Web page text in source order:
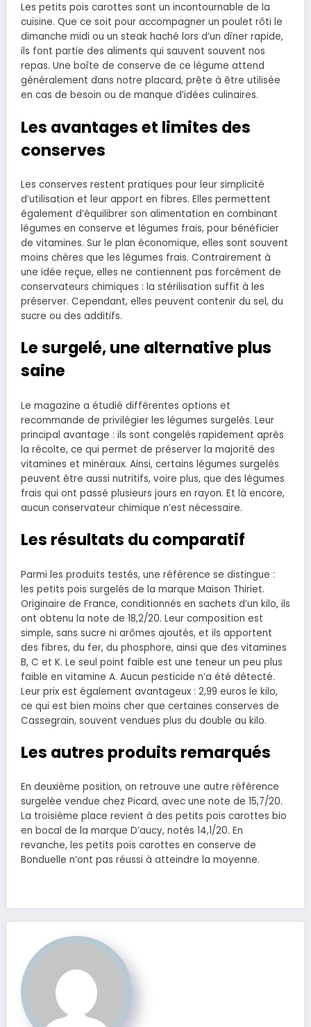
Les petits pois carottes sont un incontournable de la
cuisine. Que ce soit pour accompagner un poulet rôti le
dimanche midi ou un steak haché lors d’un dîner rapide,
ils font partie des aliments qui sauvent souvent nos
repas. Une boîte de conserve de ce légume attend
généralement dans notre placard, prête à être utilisée
en cas de besoin ou de manque d’idées culinaires.
Les avantages et limites des
conserves
Les conserves restent pratiques pour leur simplicité
d’utilisation et leur apport en fibres. Elles permettent
également d’équilibrer son alimentation en combinant
légumes en conserve et légumes frais, pour bénéficier
de vitamines. Sur le plan économique, elles sont souvent
moins chères que les légumes frais. Contrairement à
une idée reçue, elles ne contiennent pas forcément de
conservateurs chimiques : la stérilisation suffit à les
préserver. Cependant, elles peuvent contenir du sel, du
sucre ou des additifs.
Le surgelé, une alternative plus
saine
Le magazine a étudié différentes options et
recommande de privilégier les légumes surgelés. Leur
principal avantage : ils sont congelés rapidement après
la récolte, ce qui permet de préserver la majorité des
vitamines et minéraux. Ainsi, certains légumes surgelés
peuvent être aussi nutritifs, voire plus, que des légumes
frais qui ont passé plusieurs jours en rayon. Et là encore,
aucun conservateur chimique n’est nécessaire.
Les résultats du comparatif
Parmi les produits testés, une référence se distingue :
les petits pois surgelés de la marque Maison Thiriet.
Originaire de France, conditionnés en sachets d’un kilo, ils
ont obtenu la note de 18,2/20. Leur composition est
simple, sans sucre ni arômes ajoutés, et ils apportent
des fibres, du fer, du phosphore, ainsi que des vitamines
B, C et K. Le seul point faible est une teneur un peu plus
faible en vitamine A. Aucun pesticide n’a été détecté.
Leur prix est également avantageux : 2,99 euros le kilo,
ce qui est bien moins cher que certaines conserves de
Cassegrain, souvent vendues plus du double au kilo.
Les autres produits remarqués
En deuxième position, on retrouve une autre référence
surgelée vendue chez Picard, avec une note de 15,7/20.
La troisième place revient à des petits pois carottes bio
en bocal de la marque D’aucy, notés 14,1/20. En
revanche, les petits pois carottes en conserve de
Bonduelle n’ont pas réussi à atteindre la moyenne.